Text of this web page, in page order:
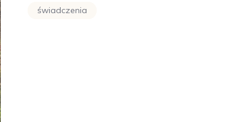
świadczenia